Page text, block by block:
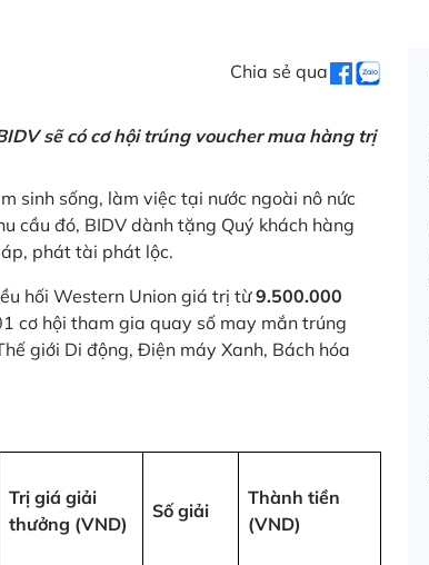
Chia sẻ qua
sẽ có cơ hội trúng voucher mua hàng trị
sinh sống, làm việc tại nước ngoài nô nức
cầu đó, BIDV dành tặng Quý khách hàng
phát tài phát lộc.
hối Western Union giá trị từ9.500.000
cơ hội tham gia quay số may mắn trúng
giới Di động, Điện máy Xanh, Bách hóa
Trị giá giải
thưởng (VND)
Số giải
Thành tiền
(VND)